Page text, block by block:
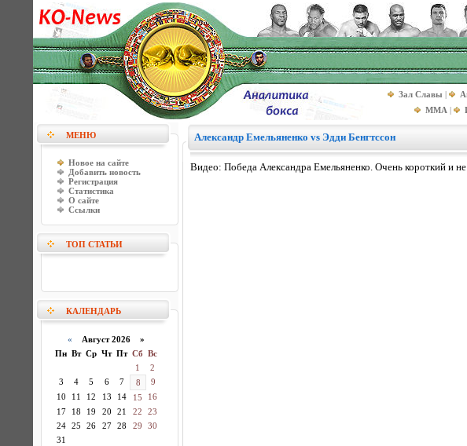
Зал Славы |
MMA |
МЕНЮ
Новое на сайте
Добавить новость
Регистрация
Статистика
О сайте
Ссылки
ТОП СТАТЬИ
КАЛЕНДАРЬ
« Август 2026 »
Пн Вт Ср Чт Пт Сб Вс
1
2
3
4 5 6 7 8
9
10
11 12 13 14 15
16
17
18 19 20 21 22
23
24
25 26 27 28 29
30
31
Александр Емельяненко vs Эдди Бенгтссон
Видео: Победа Александра Емельяненко. Очень короткий и